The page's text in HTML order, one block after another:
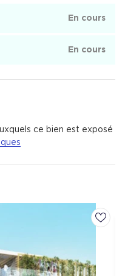
En cours
En cours
ce bien est exposé